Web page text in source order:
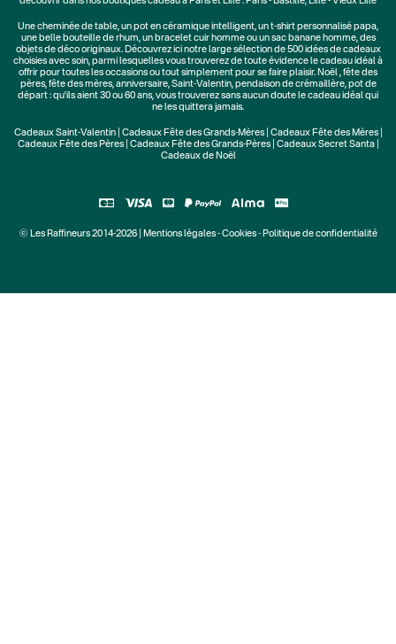
Unecheminée de table, unpot en céramique intelligent, unt-shirt personnalisé papa,
une belle bouteille de rhum, un bracelet cuir hommeou unsac banane homme, des
objets de déco originaux. Découvrez ici notre large sélection de500 idées de cadeaux
choisies avec soin, parmi lesquelles vous trouverez de toute évidence le cadeau idéal à
offrir pour toutes les occasions ou tout simplement pour se faire plaisir. Noël,fête des
pères,fête des mères,anniversaire,Saint-Valentin,pendaison de crémaillère, pot de
départ : qu'ils aient 30 ou 60 ans, vous trouverez sans aucun doute le cadeau idéal qui
ne les quittera jamais.
Cadeaux Saint-Valentin| Cadeaux Fête des Grands-Mères| Cadeaux Fête des Mères|
Cadeaux Fête des Pères| Cadeaux Fête des Grands-Pères| Cadeaux Secret Santa|
Cadeaux de Noël
© Les Raffineurs 2014-2026 | Mentions légales-Cookies- Politique de confidentialité